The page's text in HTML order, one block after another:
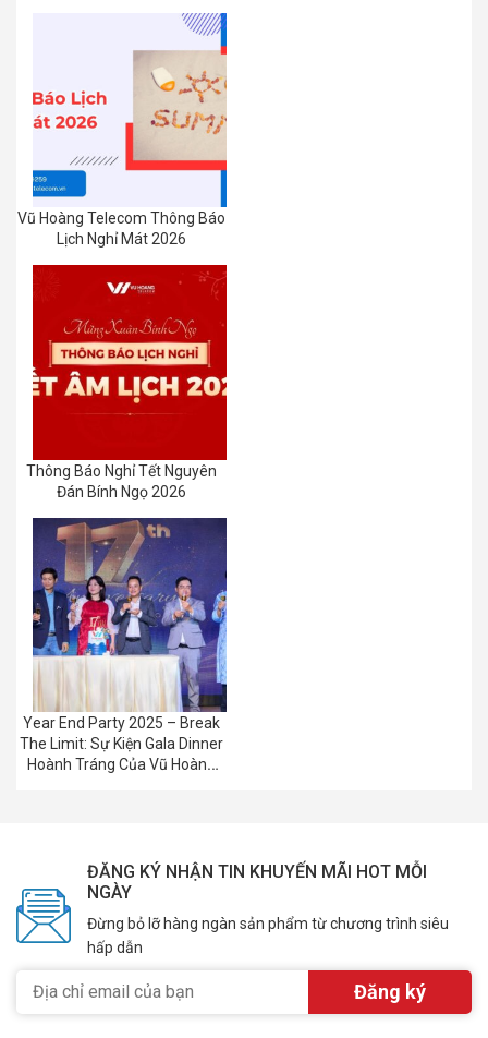
Vũ Hoàng Telecom Thông Báo
Lịch Nghỉ Mát 2026
Thông Báo Nghỉ Tết Nguyên
Đán Bính Ngọ 2026
Year End Party 2025 – Break
The Limit: Sự Kiện Gala Dinner
Hoành Tráng Của Vũ Hoàng
ĐĂNG KÝ NHẬN TIN KHUYẾN MÃI HOT MỖI
NGÀY
Đừng bỏ lỡ hàng ngàn sản phẩm từ chương trình siêu
hấp dẫn